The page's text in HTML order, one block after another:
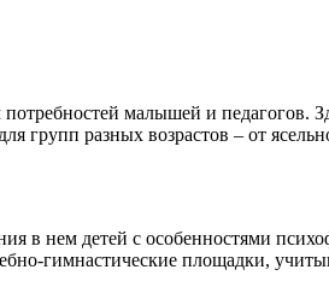
малышей и
разных возрастов – от
в нем детей с особенностями
гимнастические площадки,